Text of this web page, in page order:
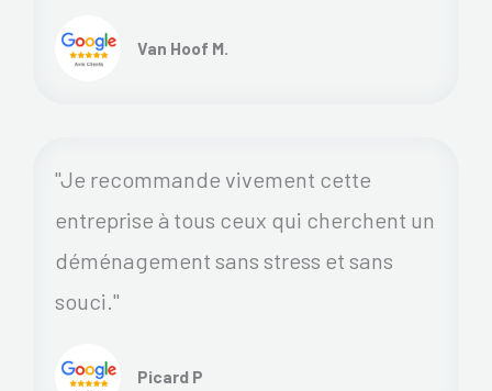
Van Hoof M.
"Je recommande vivement cette
entreprise à tous ceux qui cherchent un
déménagement sans stress et sans
souci."
Picard P